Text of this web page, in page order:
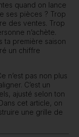
quand on lance
ses pièces ? Trop
des ventes. Trop
n’achète.
ta première saison
un chiffre
n’est pas non plus
C’est un
ajusté selon ton
cet article, on
une grille de